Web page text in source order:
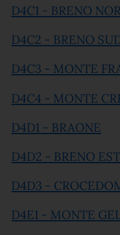
D4C1 - BRENO
D4C2 - BRENO
D4C3 - MONTE
D4C4 - MONTE
D4D1 - BRAONE
D4D2 - BRENO EST
D4D3 -
D4E1 - MONTE